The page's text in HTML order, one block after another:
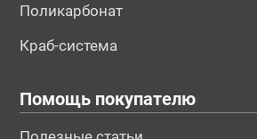
Поликарбонат
Краб-система
Помощь покупателю